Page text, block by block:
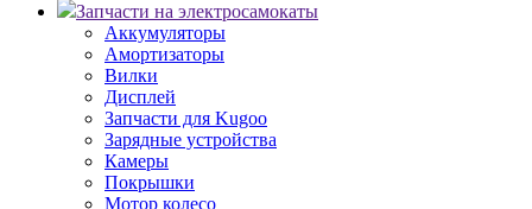
Запчасти на электросамокаты
Аккумуляторы
Амортизаторы
Вилки
Дисплей
Запчасти для Kugoo
Зарядные устройства
Камеры
Покрышки
Мотор колесо